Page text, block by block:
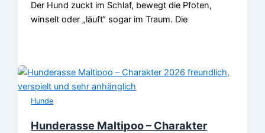
Der Hund zuckt im Schlaf, bewegt die Pfoten,
winselt oder „läuft“ sogar im Traum. Die
Hunde
Hunderasse Maltipoo – Charakter